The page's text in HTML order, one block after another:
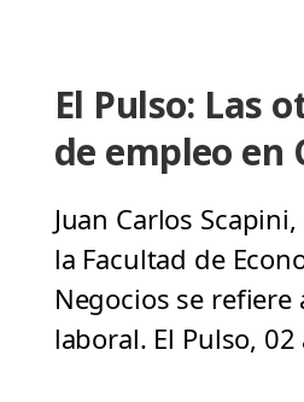
El Pulso: Las
de empleo en
Juan Carlos
la Facultad de
Negocios se refiere
laboral. El Pulso,